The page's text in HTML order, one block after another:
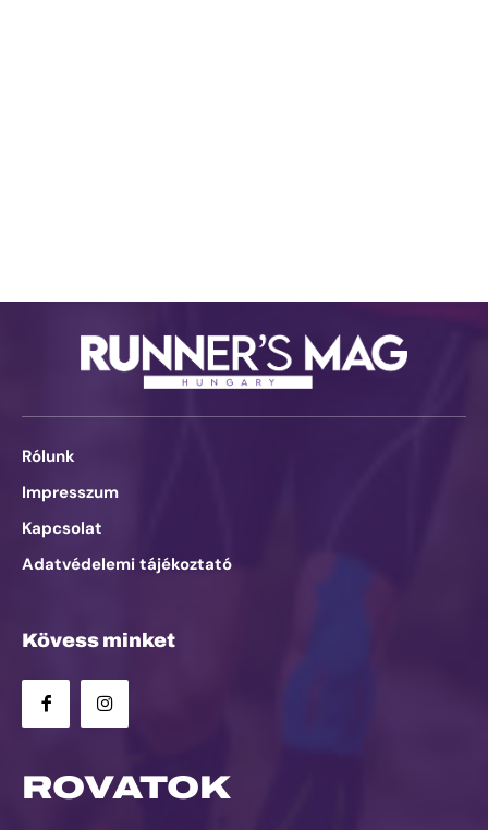
Rólunk
Impresszum
Kapcsolat
Adatvédelemi tájékoztató
Kövess minket
ROVATOK